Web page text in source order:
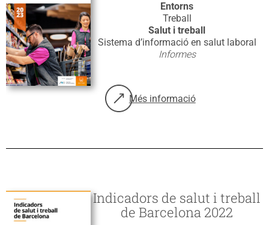
Entorns
Treball
Salut i treball
Sistema d’informació en salut laboral
Informes
Més informació
sobre: Indicadors de salut i
Indicadors de salut i treball
de Barcelona 2022